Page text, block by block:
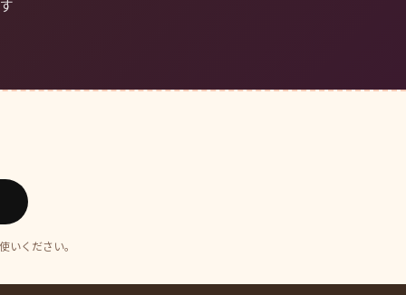
ください。